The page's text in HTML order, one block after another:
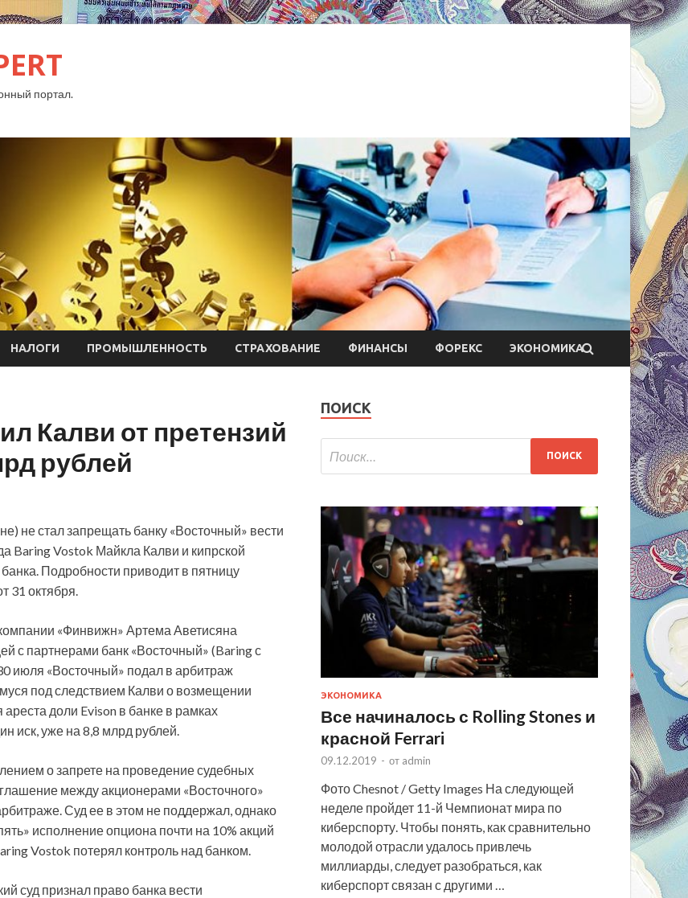
портал.
НАЛОГИ ПРОМЫШЛЕННОСТЬ СТРАХОВАНИЕ ФИНАНСЫ ФОРЕКС ЭКОНОМИКА
Калви от претензий
рублей
не стал запрещать банку «Восточный» вести
Baring Vostok Майкла Калви и кипрской
Подробности приводит в пятницу
31 октября.
«Финвижн» Артема Аветисяна
с партнерами банк «Восточный» (Baring с
июля «Восточный» подал в арбитраж
под следствием Калви о возмещении
доли Evison в банке в рамках
иск, уже на 8,8 млрд рублей.
о запрете на проведение судебных
между акционерами «Восточного»
Суд ее в этом не поддержал, однако
исполнение опциона почти на 10% акций
Vostok потерял контроль над банком.
суд признал право банка вести
ПОИСК
ЭКОНОМИКА
Все начиналось с Rolling Stones и
красной Ferrari
09.12.2019 - от admin
Фото Chesnot / Getty Images На следующей
неделе пройдет 11-й Чемпионат мира по
киберспорту. Чтобы понять, как сравнительно
молодой отрасли удалось привлечь
миллиарды, следует разобраться, как
киберспорт связан с другими …